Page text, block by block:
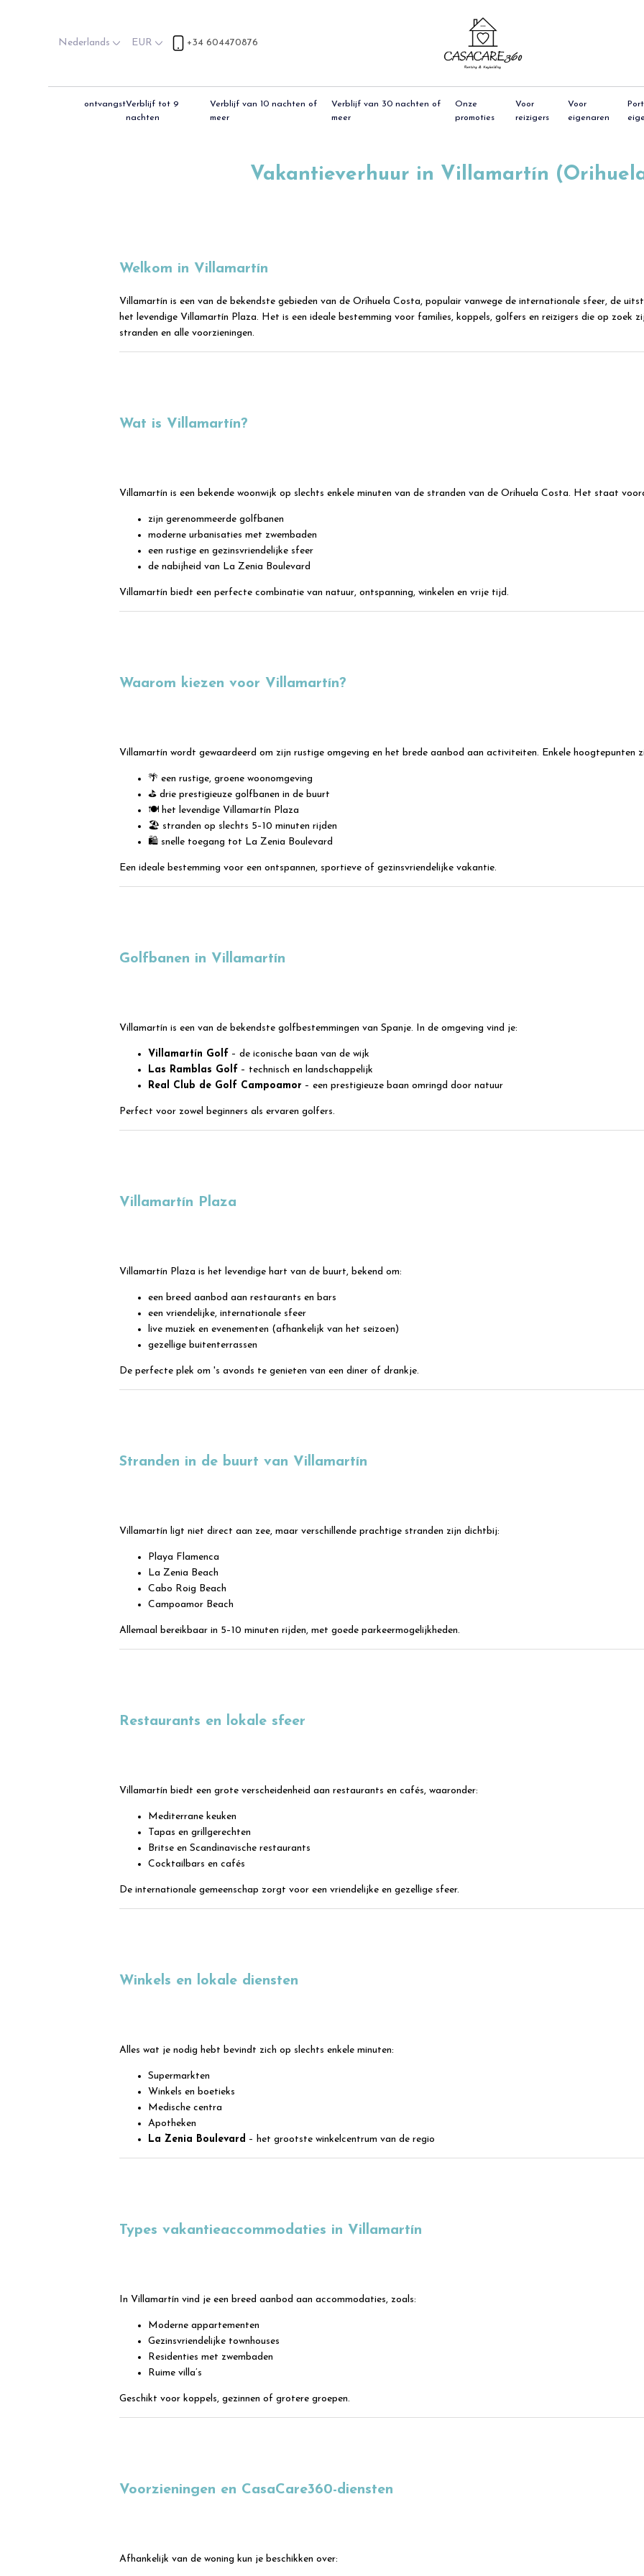
Nederlands EUR +34 604470876
ontvangstVerblijf tot 9
nachten
Verblijf van 10 nachten of
meer
Verblijf van 30 nachten of
meer
Onze
promoties
Voor
reizigers
Voor
eigenaren
Vakantieverhuur in Villamartín
Welkom in Villamartín
Villamartín is een van de bekendste gebieden van de Orihuela Costa, populair vanwege de internationale sfeer, de
het levendige Villamartín Plaza. Het is een ideale bestemming voor families, koppels, golfers en reizigers die op zoek
stranden en alle voorzieningen.
Wat is Villamartín?
Villamartín is een bekende woonwijk op slechts enkele minuten van de stranden van de Orihuela Costa. Het staat
zijn gerenommeerde golfbanen
moderne urbanisaties met zwembaden
een rustige en gezinsvriendelijke sfeer
de nabijheid van La Zenia Boulevard
Villamartín biedt een perfecte combinatie van natuur, ontspanning, winkelen en vrije tijd.
Waarom kiezen voor Villamartín?
Villamartín wordt gewaardeerd om zijn rustige omgeving en het brede aanbod aan activiteiten. Enkele hoogtepunten
🌴 een rustige, groene woonomgeving
⛳ drie prestigieuze golfbanen in de buurt
🍽 het levendige Villamartín Plaza
🏖 stranden op slechts 5–10 minuten rijden
🛍 snelle toegang tot La Zenia Boulevard
Een ideale bestemming voor een ontspannen, sportieve of gezinsvriendelijke vakantie.
Golfbanen in Villamartín
Villamartín is een van de bekendste golfbestemmingen van Spanje. In de omgeving vind je:
Villamartín Golf – de iconische baan van de wijk
Las Ramblas Golf – technisch en landschappelijk
Real Club de Golf Campoamor – een prestigieuze baan omringd door natuur
Perfect voor zowel beginners als ervaren golfers.
Villamartín Plaza
Villamartín Plaza is het levendige hart van de buurt, bekend om:
een breed aanbod aan restaurants en bars
een vriendelijke, internationale sfeer
live muziek en evenementen (afhankelijk van het seizoen)
gezellige buitenterrassen
De perfecte plek om 's avonds te genieten van een diner of drankje.
Stranden in de buurt van Villamartín
Villamartín ligt niet direct aan zee, maar verschillende prachtige stranden zijn dichtbij:
Playa Flamenca
La Zenia Beach
Cabo Roig Beach
Campoamor Beach
Allemaal bereikbaar in 5–10 minuten rijden, met goede parkeermogelijkheden.
Restaurants en lokale sfeer
Villamartín biedt een grote verscheidenheid aan restaurants en cafés, waaronder:
Mediterrane keuken
Tapas en grillgerechten
Britse en Scandinavische restaurants
Cocktailbars en cafés
De internationale gemeenschap zorgt voor een vriendelijke en gezellige sfeer.
Winkels en lokale diensten
Alles wat je nodig hebt bevindt zich op slechts enkele minuten:
Supermarkten
Winkels en boetieks
Medische centra
Apotheken
La Zenia Boulevard – het grootste winkelcentrum van de regio
Types vakantieaccommodaties in Villamartín
In Villamartín vind je een breed aanbod aan accommodaties, zoals:
Moderne appartementen
Gezinsvriendelijke townhouses
Residenties met zwembaden
Ruime villa’s
Geschikt voor koppels, gezinnen of grotere groepen.
Voorzieningen en CasaCare360-diensten
Afhankelijk van de woning kun je beschikken over: